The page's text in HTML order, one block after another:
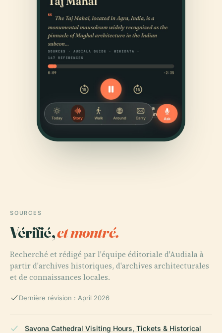
SOURCES
Vérifié,et montré.
Recherché et rédigé par l'équipe éditoriale d'Audiala à
partir d'archives historiques, d'archives architecturales
et de connaissances locales.
Dernière révision : April 2026
Savona Cathedral Visiting Hours, Tickets & Historical